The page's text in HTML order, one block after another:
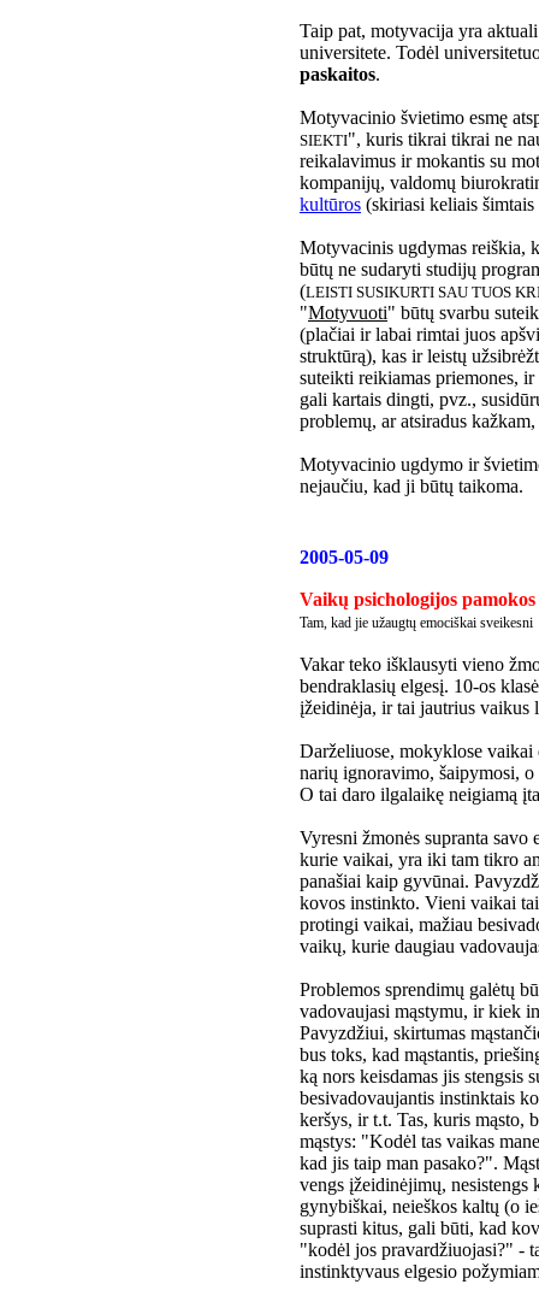
Taip pat, motyvacija yra
universitete. Todėl
paskaitos.
Motyvacinio švietimo esmę
SIEKTI", kuris tikrai tikrai ne
reikalavimus ir mokantis su
kompanijų, valdomų
kultūros (skiriasi keliais
Motyvacinis ugdymas reiškia,
būtų ne sudaryti studijų
(LEISTI SUSIKURTI SAU TUOS
"Motyvuoti" būtų svarbu
(plačiai ir labai rimtai juos
struktūrą), kas ir leistų
suteikti reikiamas priemones,
gali kartais dingti, pvz.,
problemų, ar atsiradus
Motyvacinio ugdymo ir
nejaučiu, kad ji būtų taikoma.
2005-05-09
Vaikų psichologijos
Tam, kad jie užaugtų emociškai sveikesni
Vakar teko išklausyti vieno
bendraklasių elgesį. 10-os
įžeidinėja, ir tai jautrius vaikus
Darželiuose, mokyklose vaikai
narių ignoravimo, šaipymosi,
O tai daro ilgalaikę neigiamą
Vyresni žmonės supranta
kurie vaikai, yra iki tam tikro
panašiai kaip gyvūnai.
kovos instinkto. Vieni vaikai
protingi vaikai, mažiau
vaikų, kurie daugiau
Problemos sprendimų galėtų
vadovaujasi mąstymu, ir kiek
Pavyzdžiui, skirtumas
bus toks, kad mąstantis,
ką nors keisdamas jis stengsis
besivadovaujantis instinktais
keršys, ir t.t. Tas, kuris mąsto,
mąstys: "Kodėl tas vaikas
kad jis taip man pasako?".
vengs įžeidinėjimų,
gynybiškai, neieškos kaltų (o
suprasti kitus, gali būti, kad
"kodėl jos pravardžiuojasi?" -
instinktyvaus elgesio